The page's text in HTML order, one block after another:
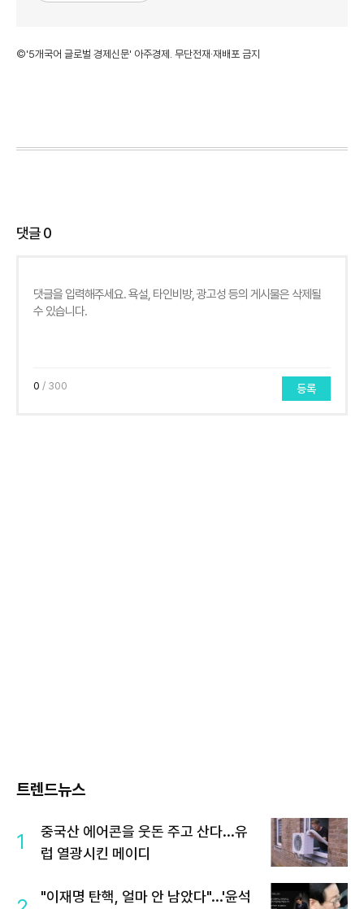
©'5개국어 글로벌 경제신문' 아주경제. 무단전재·재배포 금지
댓글0
0 / 300 등록
트렌드뉴스
1
중국산 에어콘을 웃돈 주고 산다...유
럽 열광시킨 메이디
"이재명 탄핵, 얼마 안 남았다"...'윤석